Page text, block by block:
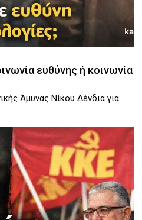
ευθύνης ή κοινωνία
Άμυνας Νίκου Δένδια για...